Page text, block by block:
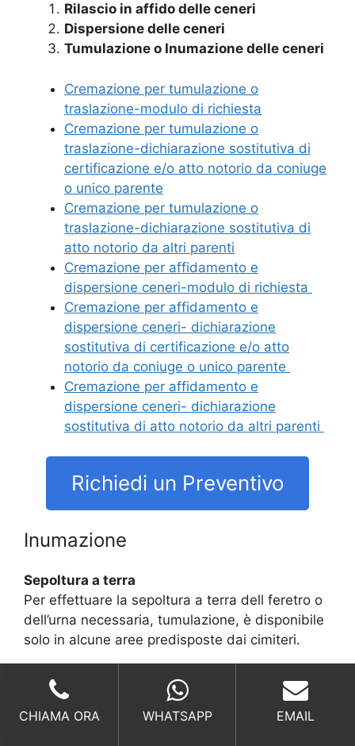
Rilascio in affido delle ceneri
Dispersione delle ceneri
Tumulazione o Inumazione delle ceneri
Cremazione per tumulazione o
traslazione-modulo di richiesta
Cremazione per tumulazione o
traslazione-dichiarazione sostitutiva di
certificazione e/o atto notorio da coniuge
o unico parente
Cremazione per tumulazione o
traslazione-dichiarazione sostitutiva di
atto notorio da altri parenti
Cremazione per affidamento e
dispersione ceneri-modulo di richiesta
Cremazione per affidamento e
dispersione ceneri- dichiarazione
sostitutiva di certificazione e/o atto
notorio da coniuge o unico parente
Cremazione per affidamento e
dispersione ceneri- dichiarazione
sostitutiva di atto notorio da altri parenti
Richiedi un Preventivo
Inumazione
Sepoltura a terra
Per effettuare la sepoltura a terra dell feretro o
dell’urna necessaria, tumulazione, è disponibile
solo in alcune aree predisposte dai cimiteri.
Richiedi un Preventivo
CHIAMA ORA WHATSAPP EMAIL